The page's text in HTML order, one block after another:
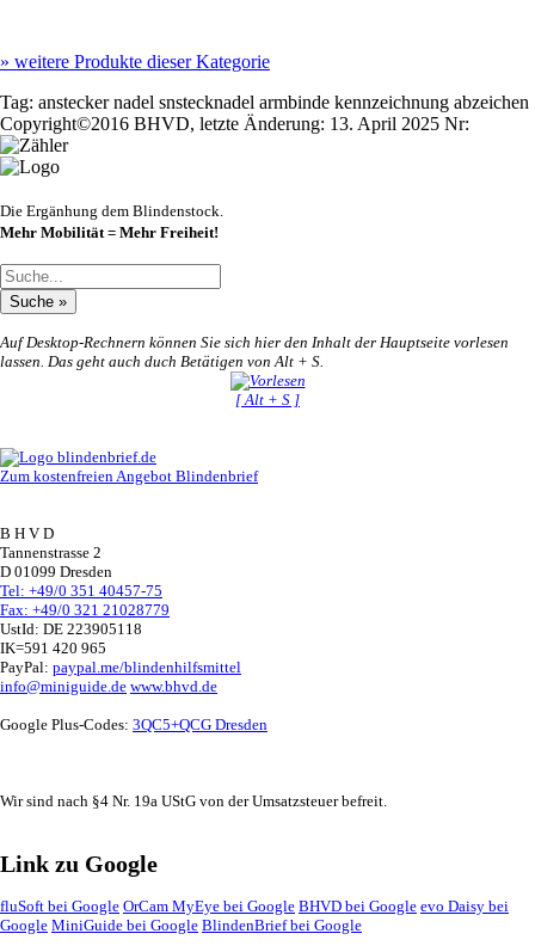
» weitere Produkte dieser Kategorie
Tag: ansteckernadel snstecknadel armbinde kennzeichnung abzeichen
Copyright©2016 BHVD, letzte Änderung: 13. April 2025 Nr:
Die Ergänhung dem Blindenstock.
Mehr Mobilität = Mehr Freiheit!
Auf Desktop-Rechnern können Sie sich hier den Inhalt der Hauptseite vorlesen
lassen. Das geht auch duch Betätigen von Alt + S.
[ Alt + S ]
Zum kostenfreien Angebot Blindenbrief
B H V D
Tannenstrasse 2
D 01099 Dresden
Tel: +49/0 351 40457-75
Fax: +49/0 321 21028779
UstId: DE 223905118
IK=591 420 965
PayPal: paypal.me/blindenhilfsmittel
info@miniguide.de www.bhvd.de
Google Plus-Codes: 3QC5+QCG Dresden
Wir sind nach §4 Nr. 19a UStG von der Umsatzsteuer befreit.
Link zu Google
fluSoft bei Google OrCam MyEye bei Google BHVD bei Google evo Daisy bei
Google MiniGuide bei Google BlindenBrief bei Google